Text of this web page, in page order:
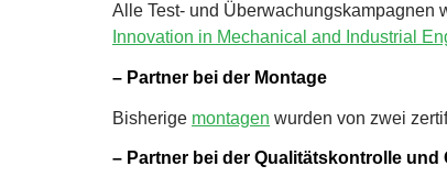
Alle Test- und Überwachungskampagnen
Innovation in Mechanical and Industrial
– Partner bei der Montage
Bisherige montagen wurden von zwei
– Partner bei der Qualitätskontrolle und